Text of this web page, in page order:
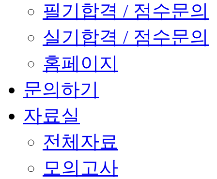
필기합격 / 점수문의
실기합격 / 점수문의
홈페이지
문의하기
자료실
전체자료
모의고사